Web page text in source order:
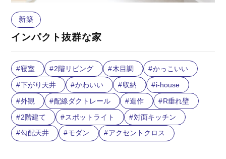
新築
インパクト抜群な家
寝室 2階リビング 木目調
かっこいい
下がり天井
かわいい 収納
i-house
外観
配線ダクトレール 造作
R垂れ壁
2階建て
スポットライト
対面キッチン
勾配天井
モダン アクセントクロス